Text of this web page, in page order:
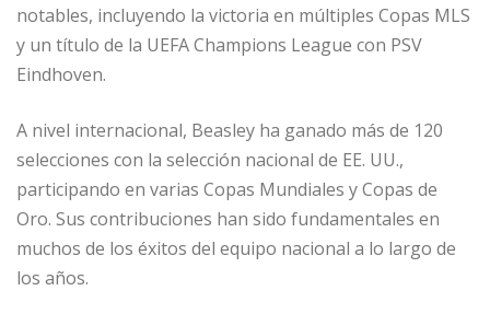
notables, incluyendo la victoria en múltiples Copas MLS
y un título de la UEFA Champions League con PSV
Eindhoven.
A nivel internacional, Beasley ha ganado más de 120
selecciones con la selección nacional de EE. UU.,
participando en varias Copas Mundiales y Copas de
Oro. Sus contribuciones han sido fundamentales en
muchos de los éxitos del equipo nacional a lo largo de
los años.